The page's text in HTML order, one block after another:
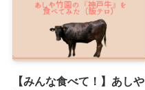
【みんな食べて！】あしや